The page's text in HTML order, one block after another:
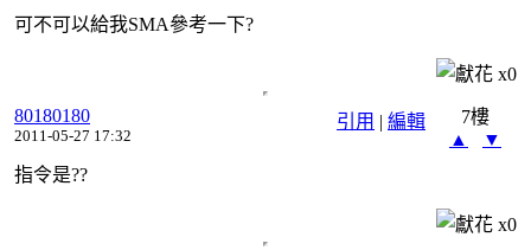
可不可以給我SMA參考一下?
x0
引用 | 編輯
80180180
2011-05-27 17:32
7樓
▲
▼
指令是??
x0